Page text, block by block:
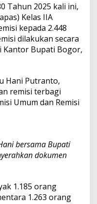
Tahun 2025 kali ini,
Kelas IIA
kepada 2.448
dilakukan secara
Kantor Bupati Bogor,
Hani Putranto,
remisi terbagi
Umum dan Remisi
bersama Bupati
dokumen
1.185 orang
1.263 orang